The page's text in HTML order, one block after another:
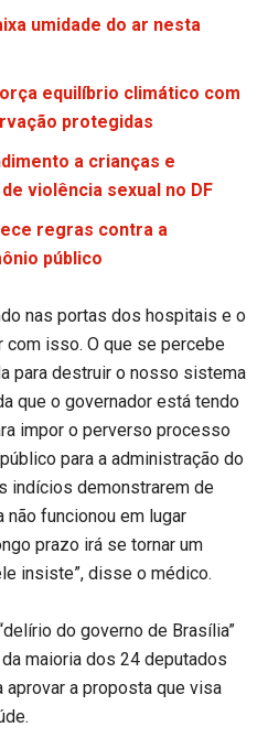
umidade do ar nesta
equilíbrio climático com
protegidas
a crianças e
violência sexual no DF
regras contra a
público
nas portas dos hospitais e o
isso. O que se percebe
para destruir o nosso sistema
que o governador está tendo
impor o perverso processo
para a administração do
indícios demonstrarem de
funcionou em lugar
prazo irá se tornar um
insiste”, disse o médico.
do governo de Brasília”
maioria dos 24 deputados
aprovar a proposta que visa